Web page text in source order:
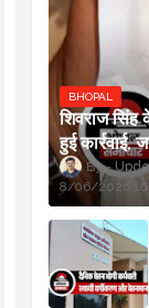
BHOPAL
शिवराज सिंह
हुई कार्रवाई,
8/06/2026